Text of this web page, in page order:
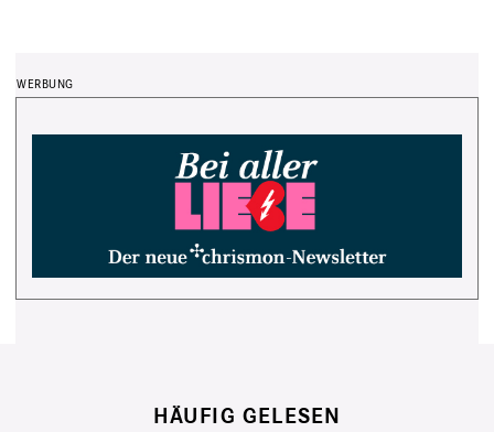
HÄUFIG GELESEN